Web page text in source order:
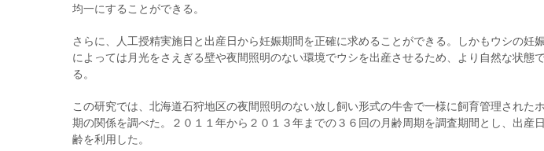
均一にすることができる。
さらに、人工授精実施日と出産日から妊娠期間を正確に求めることができる。しかもウシの妊
によっては月光をさえぎる壁や夜間照明のない環境でウシを出産させるため、より自然な状態
る。
この研究では、北海道石狩地区の夜間照明のない放し飼い形式の牛舎で一様に飼育管理された
期の関係を調べた。２０１１年から２０１３年までの３６回の月齢周期を調査期間とし、出産
齢を利用した。